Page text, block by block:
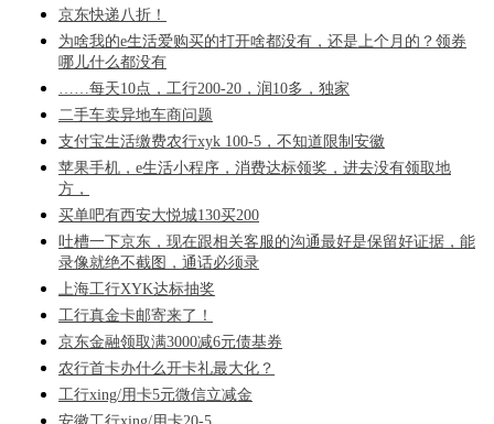
京东快递八折！
为啥我的e生活爱购买的打开啥都没有，还是上个月的？领券
哪儿什么都没有
……每天10点，工行200-20，润10多，独家
二手车卖异地车商问题
支付宝生活缴费农行xyk 100-5，不知道限制安徽
苹果手机，e生活小程序，消费达标领奖，进去没有领取地
方，
买单吧有西安大悦城130买200
吐槽一下京东，现在跟相关客服的沟通最好是保留好证据，能
录像就绝不截图，通话必须录
上海工行XYK达标抽奖
工行真金卡邮寄来了！
京东金融领取满3000减6元债基券
农行首卡办什么开卡礼最大化？
工行xing/用卡5元微信立减金